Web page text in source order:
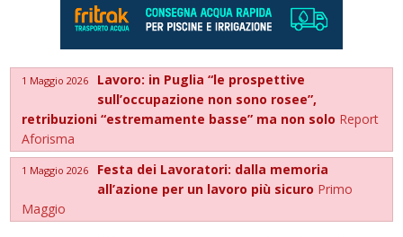
1 Maggio 2026
Lavoro: in Puglia “le prospettive
sull’occupazione non sono rosee”,
retribuzioni “estremamente basse” ma non solo Report
Aforisma
1 Maggio 2026
Festa dei Lavoratori: dalla memoria
all’azione per un lavoro più sicuro Primo
Maggio